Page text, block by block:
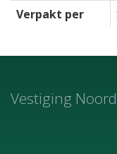
Verpakt per
Vestiging